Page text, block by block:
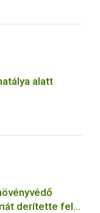
alatt
derítette fel a